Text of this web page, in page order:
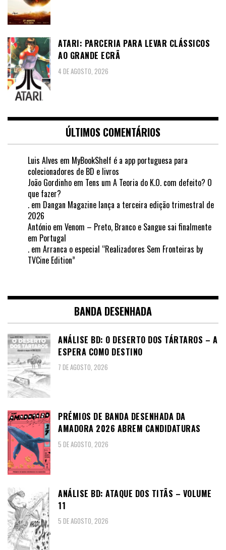
ATARI: PARCERIA PARA LEVAR CLÁSSICOS
AO GRANDE ECRÃ
4 DE AGOSTO, 2026
ÚLTIMOS COMENTÁRIOS
Luis Alves em MyBookShelf é a app portuguesa para
colecionadores de BD e livros
João Gordinho em Tens um A Teoria do K.O. com defeito? O
que fazer?
. em Dangan Magazine lança a terceira edição trimestral de
2026
António em Venom – Preto, Branco e Sangue sai finalmente
em Portugal
. em Arranca o especial “Realizadores Sem Fronteiras by
TVCine Edition”
BANDA DESENHADA
ANÁLISE BD: O DESERTO DOS TÁRTAROS – A
ESPERA COMO DESTINO
7 DE AGOSTO, 2026
PRÉMIOS DE BANDA DESENHADA DA
AMADORA 2026 ABREM CANDIDATURAS
5 DE AGOSTO, 2026
ANÁLISE BD: ATAQUE DOS TITÃS – VOLUME
11
5 DE AGOSTO, 2026